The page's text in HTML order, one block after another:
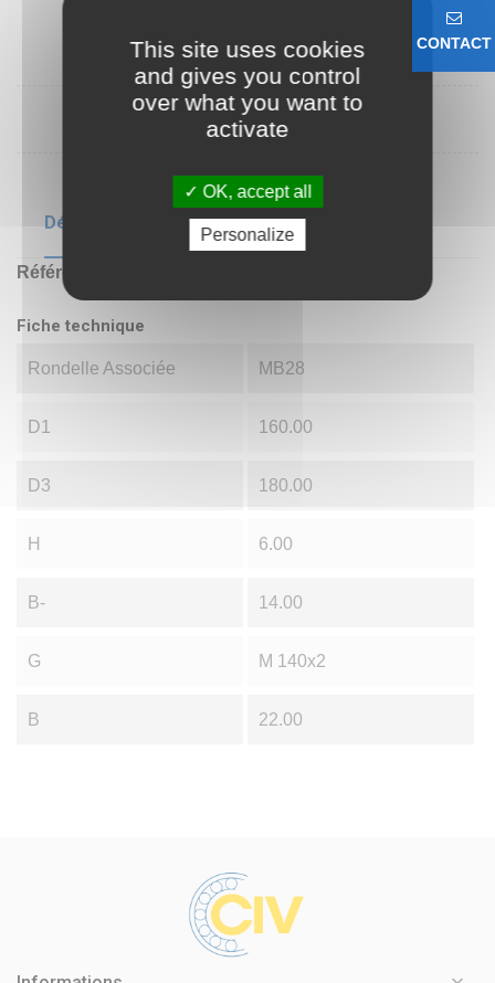
Détails du produit
Référence
Fiche technique
Rondelle Associée MB28
D1 160.00
D3 180.00
H 6.00
B- 14.00
G M 140x2
B 22.00
CONTACT
This site uses cookies
and gives you control
over what you want to
activate
OK, accept all
Personalize